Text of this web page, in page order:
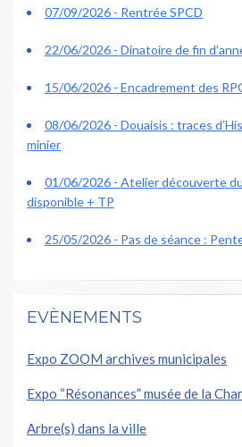
07/09/2026 - Rentrée SPCD
22/06/2026 - Dinatoire de fin
15/06/2026 - Encadrement des
08/06/2026 - Douaisis : traces
minier
01/06/2026 - Atelier découverte
disponible + TP
25/05/2026 - Pas de séance :
EVÈNEMENTS
Expo ZOOM archives municipales
Expo “Résonances” musée de la
Arbre(s) dans la ville